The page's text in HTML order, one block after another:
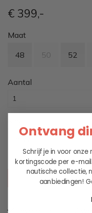
€ 399,-
Maat
48 50 52
Aantal
navy
Ontvang
Schrijf je in voor
kortingscode per e-
nautische collectie,
aanbiedingen!